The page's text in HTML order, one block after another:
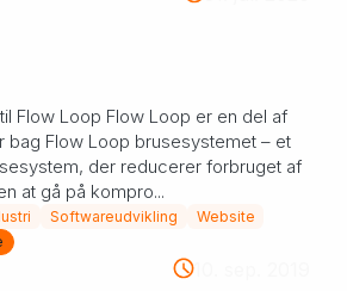
Flow Loop Flow Loop er en del af
bag Flow Loop brusesystemet – et
der reducerer forbruget af
at gå på kompro...
Softwareudvikling
Website
10. sep. 2019